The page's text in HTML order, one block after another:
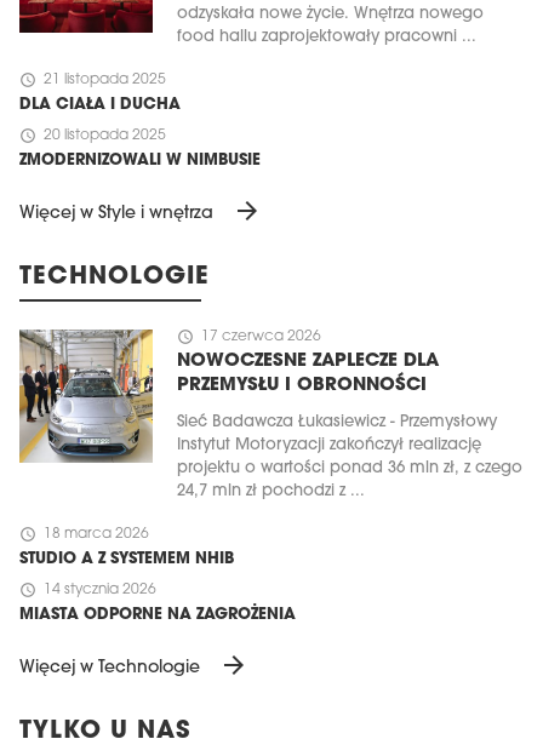
odzyskała nowe życie. Wnętrza nowego
food hallu zaprojektowały pracowni ...
schedule 21 listopada 2025
DLA CIAŁA I DUCHA
schedule 20 listopada 2025
ZMODERNIZOWALI W NIMBUSIE
Więcej w Style i wnętrza arrow_forward
TECHNOLOGIE
schedule 17 czerwca 2026
NOWOCZESNE ZAPLECZE DLA
PRZEMYSŁU I OBRONNOŚCI
Sieć Badawcza Łukasiewicz - Przemysłowy
Instytut Motoryzacji zakończył realizację
projektu o wartości ponad 36 mln zł, z czego
24,7 mln zł pochodzi z ...
schedule 18 marca 2026
STUDIO A Z SYSTEMEM NHIB
schedule 14 stycznia 2026
MIASTA ODPORNE NA ZAGROŻENIA
Więcej w Technologie arrow_forward
TYLKO U NAS